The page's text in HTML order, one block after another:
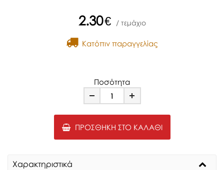
2.30€ / τεμάχιο
Kατόπιν παραγγελίας
Ποσότητα
Minus Plus
ΠΡΟΣΘΉΚΗ ΣΤΟ ΚΑΛΆΘΙ
Χαρακτηριστικά